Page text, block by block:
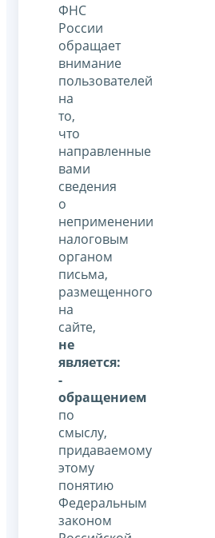
ФНС
России
обращает
внимание
пользователей
на
то,
что
направленные
вами
сведения
о
неприменении
налоговым
органом
письма,
размещенного
на
сайте,
не
является:
-
обращением
по
смыслу,
придаваемому
этому
понятию
Федеральным
законом